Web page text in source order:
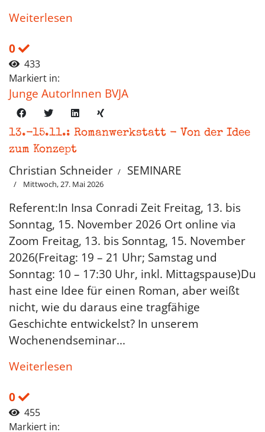
Weiterlesen
0
433
Markiert in:
Junge AutorInnen BVJA
13.-15.11.: Romanwerkstatt - Von der Idee
zum Konzept
Christian Schneider SEMINARE
Mittwoch, 27. Mai 2026
Referent:In Insa Conradi Zeit Freitag, 13. bis
Sonntag, 15. November 2026 Ort online via
Zoom Freitag, 13. bis Sonntag, 15. November
2026(Freitag: 19 – 21 Uhr; Samstag und
Sonntag: 10 – 17:30 Uhr, inkl. Mittagspause)Du
hast eine Idee für einen Roman, aber weißt
nicht, wie du daraus eine tragfähige
Geschichte entwickelst? In unserem
Wochenendseminar...
Weiterlesen
0
455
Markiert in: